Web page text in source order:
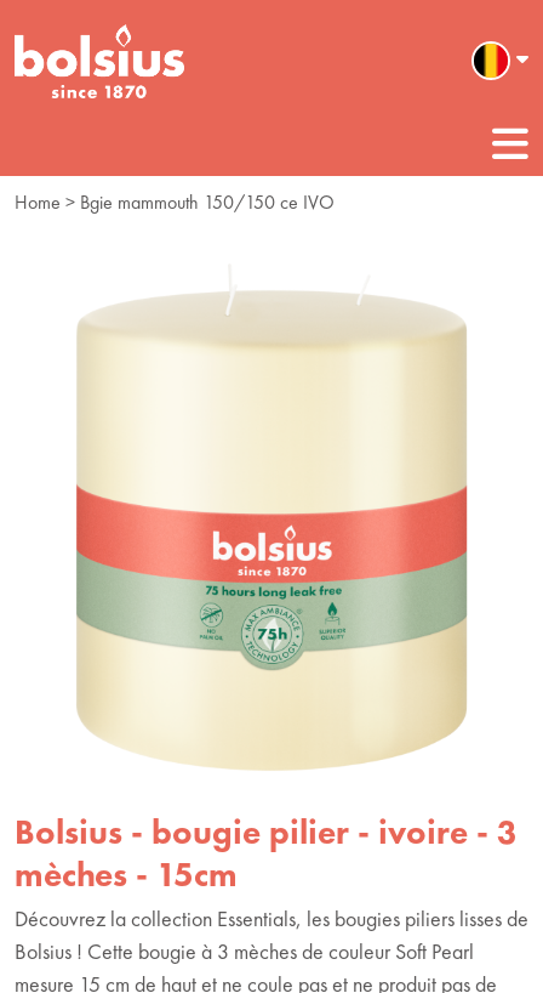
Home > Bgie mammouth 150/150 ce IVO
Bolsius - bougie pilier - ivoire - 3
mèches - 15cm
Découvrez la collection Essentials, les bougies piliers lisses de
Bolsius ! Cette bougie à 3 mèches de couleur Soft Pearl
mesure 15 cm de haut et ne coule pas et ne produit pas de